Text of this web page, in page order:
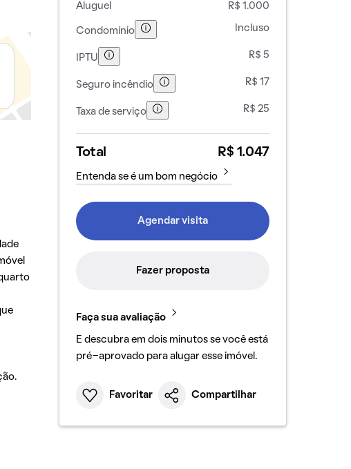
Aluguel R$ 1.000
Condomínio Incluso
IPTU R$ 5
Seguro incêndio R$ 17
Taxa de serviço R$ 25
Total R$ 1.047
Entenda se é um bom negócio
Agendar visita
Fazer proposta
Faça sua avaliação
E descubra em dois minutos se você está
pré-aprovado para alugar esse imóvel.
Favoritar Compartilhar